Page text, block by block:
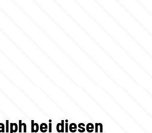
bei diesen